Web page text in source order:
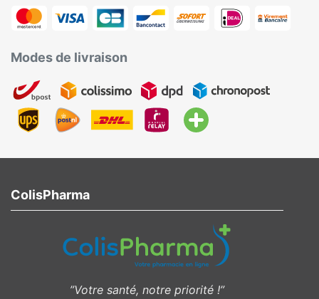
Modes de livraison
ColisPharma
”Votre santé, notre priorité !”